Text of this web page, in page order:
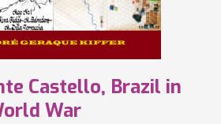
Castello, Brazil in
War